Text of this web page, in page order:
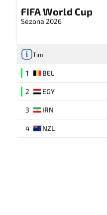
FIFA World Cup
Sezona 2026
Tim
1 BEL
2 EGY
3 IRN
4 NZL